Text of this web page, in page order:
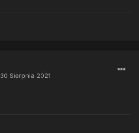
30 Sierpnia 2021